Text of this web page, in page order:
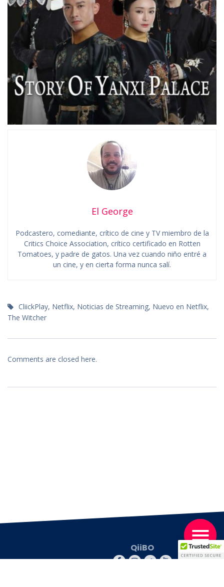
El George
Podcastero, comediante, crítico de cine y TV miembro de la
Critics Choice Association, crítico certificado en Rotten
Tomatoes, y padre de gatos. Una vez cuando niño entré a
un cine, y en cierta forma nunca salí.
CliickPlay, Netflix, Noticias de Streaming, Nuevo en Netflix,
The Witcher
Comments are closed here.
QiiBO